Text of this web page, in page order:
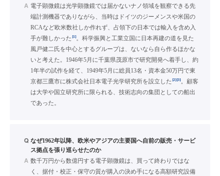
A 電子顕微鏡は光学顕微鏡では届かないナノ領域を観察できる先
端計測機器でありながら、当時はドイツのジーメンスや米国の
RCAなど欧米数社しか作れず、占領下の日本では輸入を含め入
手が難しかった [1]。科学振興と工業立国に日本再建の道を見た
風戸健二氏を中心とするグループは、ないなら自ら作るほかな
いと考えた。1946年5月に千葉県茂原市で研究開発へ着手し、約
1年半の試作を経て、1949年5月に総員13名・資本金50万円で東
京都三鷹市に株式会社日本電子光学研究所を設立した [2][3]。顧客
は大学や国立研究所に限られる、技術志向の集団としての船出
であった。
Q なぜ1962年以降、欧米やアジアの主要国へ自前の販売・サービ
ス拠点を張り巡らせたのか
A 数千万円から数億円する電子顕微鏡は、買って終わりではな
く、据付・校正・保守の質が購入の決め手になる高額研究設備